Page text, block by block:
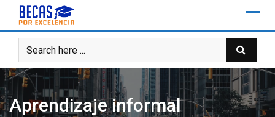
content
Aprendizaje informal